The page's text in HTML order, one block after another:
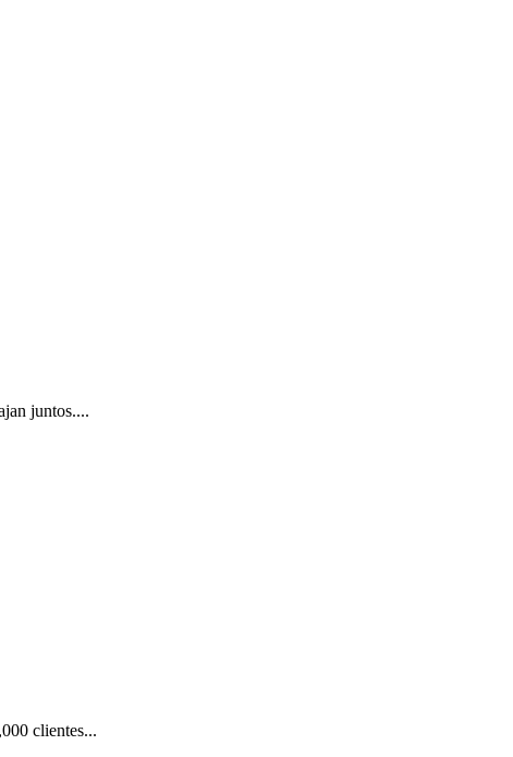
juntos....
clientes...